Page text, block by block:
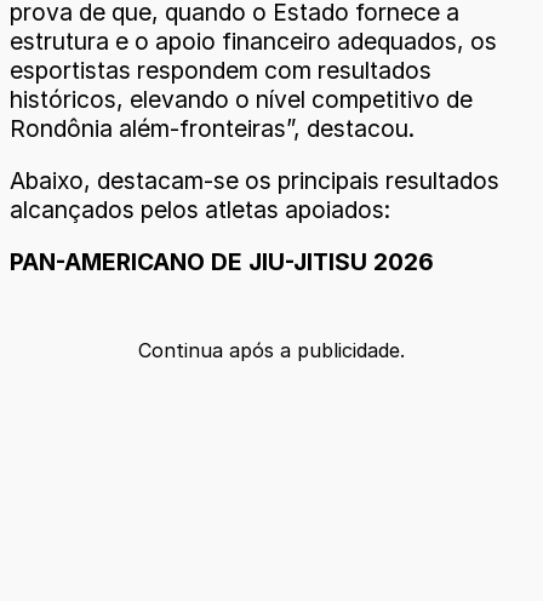
prova de que, quando o Estado fornece a
estrutura e o apoio financeiro adequados, os
esportistas respondem com resultados
históricos, elevando o nível competitivo de
Rondônia além-fronteiras”, destacou.
Abaixo, destacam-se os principais resultados
alcançados pelos atletas apoiados:
PAN-AMERICANO DE JIU-JITISU 2026
Continua após a publicidade.